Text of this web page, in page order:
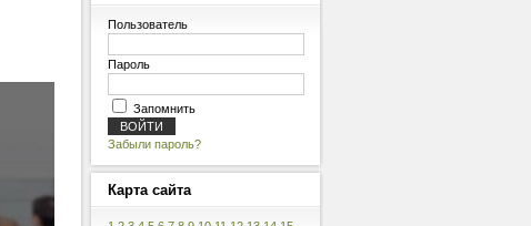
Пользователь
Пароль
Запомнить
Забыли пароль?
Картасайта